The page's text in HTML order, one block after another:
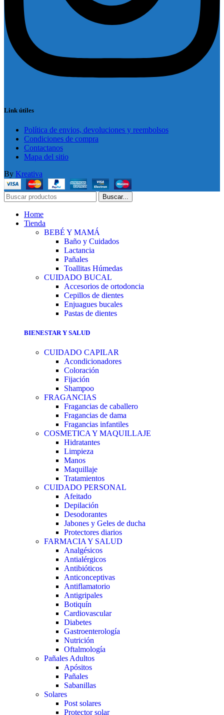
Link útiles
Política de envios, devoluciones y reembolsos
Condiciones de compra
Contactanos
Mapa del sitio
By Kreativa
Buscar...
Home
Tienda
BEBÉ Y MAMÁ
Baño y Cuidados
Lactancia
Pañales
Toallitas Húmedas
CUIDADO BUCAL
Accesorios de ortodoncia
Cepillos de dientes
Enjuagues bucales
Pastas de dientes
BIENESTAR Y SALUD
CUIDADO CAPILAR
Acondicionadores
Coloración
Fijación
Shampoo
FRAGANCIAS
Fragancias de caballero
Fragancias de dama
Fragancias infantiles
COSMETICA Y MAQUILLAJE
Hidratantes
Limpieza
Manos
Maquillaje
Tratamientos
CUIDADO PERSONAL
Afeitado
Depilación
Desodorantes
Jabones y Geles de ducha
Protectores diarios
FARMACIA Y SALUD
Analgésicos
Antialérgicos
Antibióticos
Anticonceptivas
Antiflamatorio
Antigripales
Botiquín
Cardiovascular
Diabetes
Gastroenterología
Nutrición
Oftalmología
Pañales Adultos
Apósitos
Pañales
Sabanillas
Solares
Post solares
Protector solar